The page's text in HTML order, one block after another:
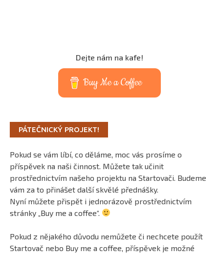
Dejte nám na kafe!
Buy Me a Coffee
PÁTEČNICKÝ PROJEKT!
Pokud se vám líbí, co děláme, moc vás prosíme o
příspěvek na naši činnost. Můžete tak učinit
prostřednictvím našeho projektu na Startovači. Budeme
vám za to přinášet další skvělé přednášky.
Nyní můžete přispět i jednorázově prostřednictvím
stránky „Buy me a coffee“.
Pokud z nějakého důvodu nemůžete či nechcete použít
Startovač nebo Buy me a coffee, příspěvek je možné